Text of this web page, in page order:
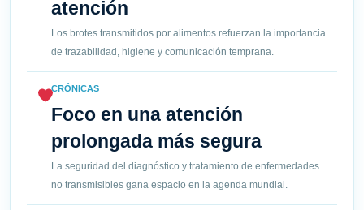
atención
Los brotes transmitidos por alimentos refuerzan la importancia
de trazabilidad, higiene y comunicación temprana.
CRÓNICAS
Foco en una atención
prolongada más segura
La seguridad del diagnóstico y tratamiento de enfermedades
no transmisibles gana espacio en la agenda mundial.